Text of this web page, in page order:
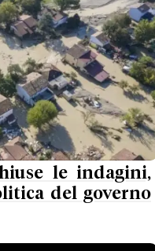
le indagini,
del governo